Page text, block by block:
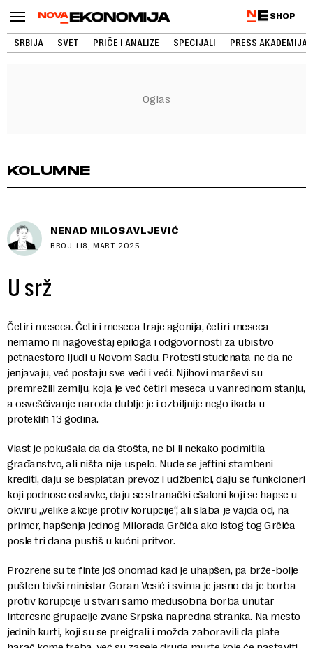
SHOP
SRBIJA SVET PRIČE I ANALIZE SPECIJALI PRESS AKADEMIJA
KOLUMNE
NENAD MILOSAVLJEVIĆ
BROJ 118, MART 2025.
U srž
Četiri meseca. Četiri meseca traje agonija, četiri meseca
nemamo ni nagoveštaj epiloga i odgovornosti za ubistvo
petnaestoro ljudi u Novom Sadu. Protesti studenata ne da ne
jenjavaju, već postaju sve veći i veći. Njihovi marševi su
premrežili zemlju, koja je već četiri meseca u vanrednom stanju,
a osvešćivanje naroda dublje je i ozbiljnije nego ikada u
proteklih 13 godina.
Vlast je pokušala da da štošta, ne bi li nekako podmitila
građanstvo, ali ništa nije uspelo. Nude se jeftini stambeni
krediti, daju se besplatan prevoz i udžbenici, daju se funkcioneri
koji podnose ostavke, daju se stranački ešaloni koji se hapse u
okviru „velike akcije protiv korupcije“, ali slaba je vajda od, na
primer, hapšenja jednog Milorada Grčića ako istog tog Grčića
posle tri dana pustiš u kućni pritvor.
Prozrene su te finte još onomad kad je uhapšen, pa brže-bolje
pušten bivši ministar Goran Vesić i svima je jasno da je borba
protiv korupcije u stvari samo međusobna borba unutar
interesne grupacije zvane Srpska napredna stranka. Na mesto
jednih kurti, koji su se preigrali i možda zaboravili da plate